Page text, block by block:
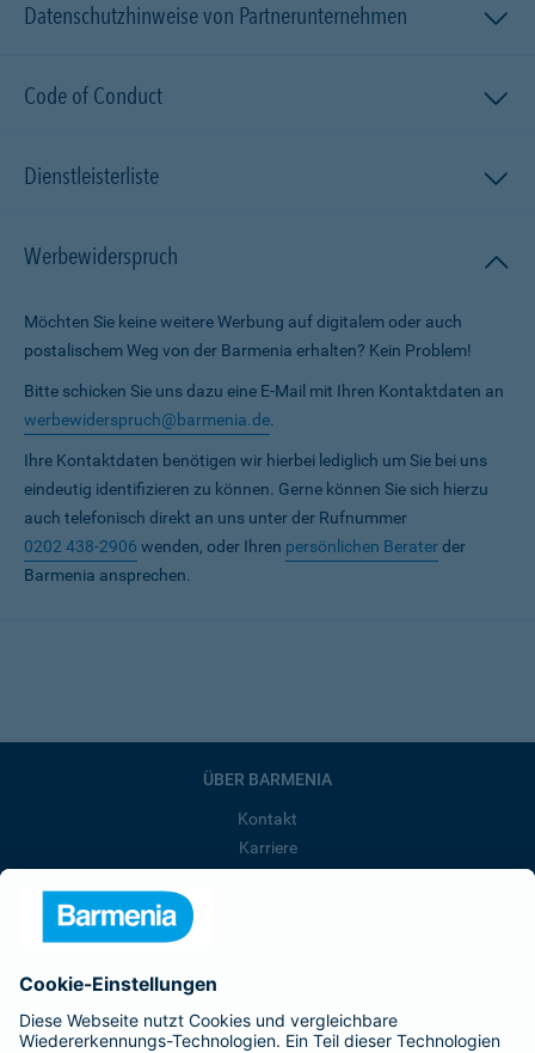
Datenschutzhinweise von Partnerunternehmen
Code of Conduct
Dienstleisterliste
Werbewiderspruch
Möchten Sie keine weitere Werbung auf digitalem oder auch
postalischem Weg von der Barmenia erhalten? Kein Problem!
Bitte schicken Sie uns dazu eine E-Mail mit Ihren Kontaktdaten an
werbewiderspruch@barmenia.de.
Ihre Kontaktdaten benötigen wir hierbei lediglich um Sie bei uns
eindeutig identifizieren zu können. Gerne können Sie sich hierzu
auch telefonisch direkt an uns unter der Rufnummer
0202 438-2906 wenden, oder Ihren persönlichen Beraterder
Barmenia ansprechen.
ÜBER BARMENIA
Kontakt
Karriere
Barmenia ist Teil der BarmeniaGothaer
BELIEBTE SEITEN